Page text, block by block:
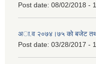
Post date: 08/02/2018 -
अा.व २०७४।७५ काे बजेट
Post date: 03/28/2017 -